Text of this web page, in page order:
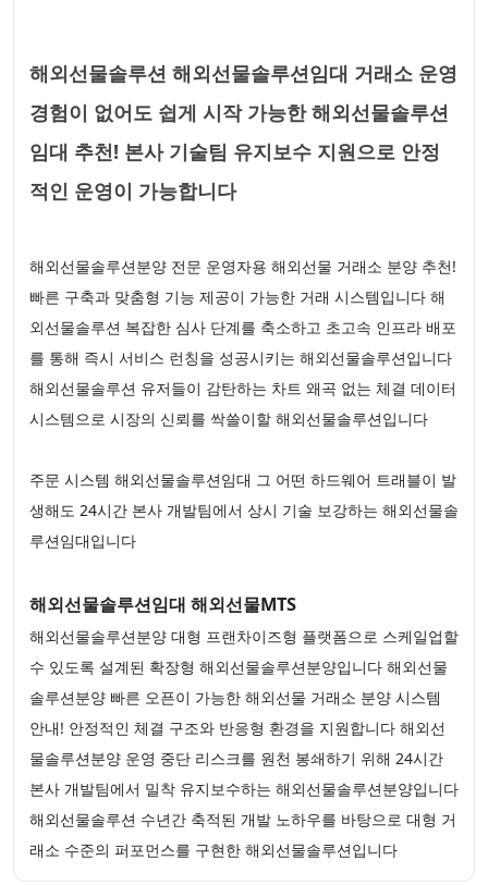
해외선물솔루션 해외선물솔루션임대 거래소 운영
경험이 없어도 쉽게 시작 가능한 해외선물솔루션
임대 추천! 본사 기술팀 유지보수 지원으로 안정
적인 운영이 가능합니다
해외선물솔루션분양 전문 운영자용 해외선물 거래소 분양 추천!
빠른 구축과 맞춤형 기능 제공이 가능한 거래 시스템입니다 해
외선물솔루션 복잡한 심사 단계를 축소하고 초고속 인프라 배포
를 통해 즉시 서비스 런칭을 성공시키는 해외선물솔루션입니다
해외선물솔루션 유저들이 감탄하는 차트 왜곡 없는 체결 데이터
시스템으로 시장의 신뢰를 싹쓸이할 해외선물솔루션입니다
주문 시스템 해외선물솔루션임대 그 어떤 하드웨어 트래블이 발
생해도 24시간 본사 개발팀에서 상시 기술 보강하는 해외선물솔
루션임대입니다
해외선물솔루션임대 해외선물MTS
해외선물솔루션분양 대형 프랜차이즈형 플랫폼으로 스케일업할
수 있도록 설계된 확장형 해외선물솔루션분양입니다 해외선물
솔루션분양 빠른 오픈이 가능한 해외선물 거래소 분양 시스템
안내! 안정적인 체결 구조와 반응형 환경을 지원합니다 해외선
물솔루션분양 운영 중단 리스크를 원천 봉쇄하기 위해 24시간
본사 개발팀에서 밀착 유지보수하는 해외선물솔루션분양입니다
해외선물솔루션 수년간 축적된 개발 노하우를 바탕으로 대형 거
래소 수준의 퍼포먼스를 구현한 해외선물솔루션입니다